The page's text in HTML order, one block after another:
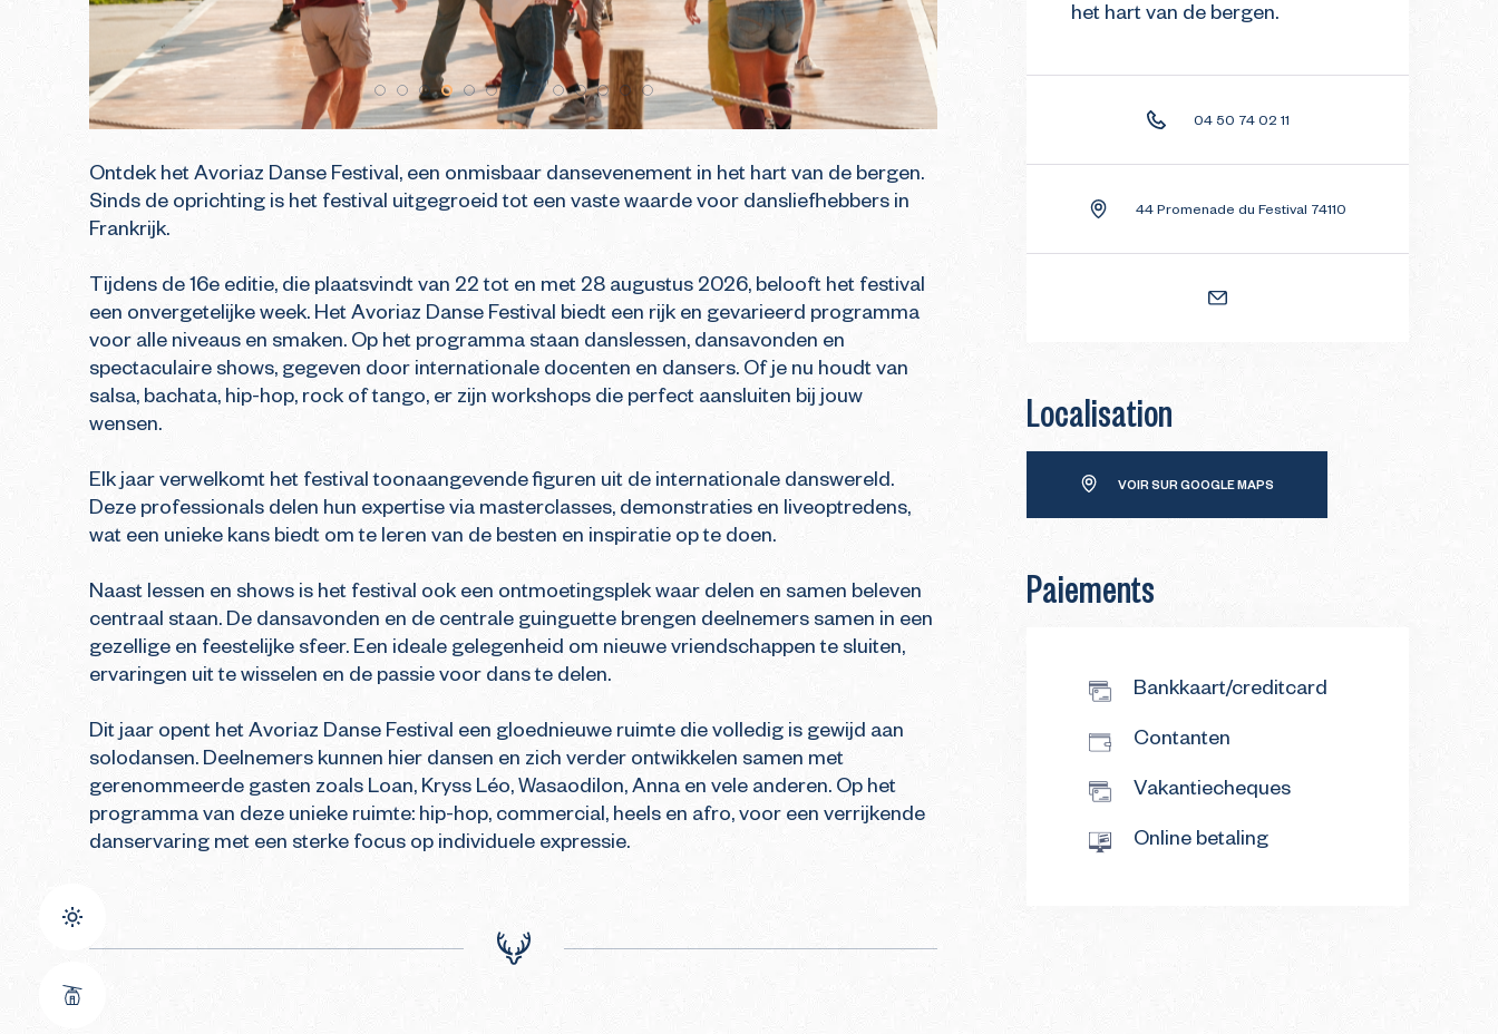
Ontdek het Avoriaz Danse Festival, een onmisbaar dansevenement in het hart van de bergen.
Sinds de oprichting is het festival uitgegroeid tot een vaste waarde voor dansliefhebbers in
Frankrijk.
Tijdens de 16e editie, die plaatsvindt van 22 tot en met 28 augustus 2026, belooft het festival
een onvergetelijke week. Het Avoriaz Danse Festival biedt een rijk en gevarieerd programma
voor alle niveaus en smaken. Op het programma staan danslessen, dansavonden en
spectaculaire shows, gegeven door internationale docenten en dansers. Of je nu houdt van
salsa, bachata, hip-hop, rock of tango, er zijn workshops die perfect aansluiten bij jouw
wensen.
Elk jaar verwelkomt het festival toonaangevende figuren uit de internationale danswereld.
Deze professionals delen hun expertise via masterclasses, demonstraties en liveoptredens,
wat een unieke kans biedt om te leren van de besten en inspiratie op te doen.
Naast lessen en shows is het festival ook een ontmoetingsplek waar delen en samen beleven
centraal staan. De dansavonden en de centrale guinguette brengen deelnemers samen in een
gezellige en feestelijke sfeer. Een ideale gelegenheid om nieuwe vriendschappen te sluiten,
ervaringen uit te wisselen en de passie voor dans te delen.
Dit jaar opent het Avoriaz Danse Festival een gloednieuwe ruimte die volledig is gewijd aan
solodansen. Deelnemers kunnen hier dansen en zich verder ontwikkelen samen met
gerenommeerde gasten zoals Loan, Kryss Léo, Wasaodilon, Anna en vele anderen. Op het
programma van deze unieke ruimte: hip-hop, commercial, heels en afro, voor een verrijkende
danservaring met een sterke focus op individuele expressie.
het hart van de bergen.
04 50 74 02 11
44 Promenade du Festival 74110
Localisation
VOIR SUR GOOGLE MAPS
Paiements
Bankkaart/creditcard
Contanten
Vakantiecheques
Online betaling